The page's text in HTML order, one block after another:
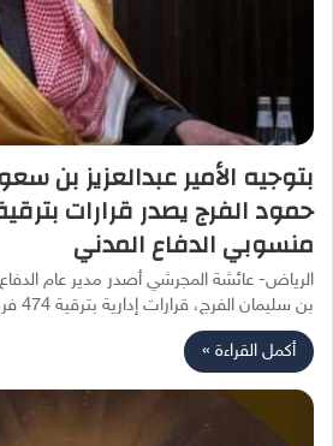
بتوجيه الأمير عبدالعزيز بن
منسوبي الدفاع المدني
الرياض- عائشة المجرشي أصدر مدير عام الدفاع
بن سليمان الفرج، قرارات إدارية بترقية 474 فرداً من…
أكمل القراءة »